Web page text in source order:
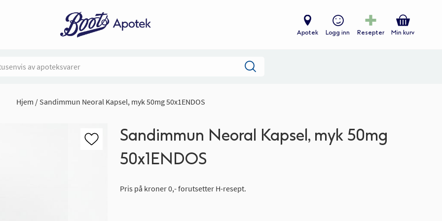
Apotek Logg inn Resepter Min kurv
Hjem Sandimmun Neoral Kapsel, myk 50mg 50x1ENDOS
Sandimmun Neoral Kapsel, myk 50mg
50x1ENDOS
Pris på kroner 0,- forutsetter H-resept.